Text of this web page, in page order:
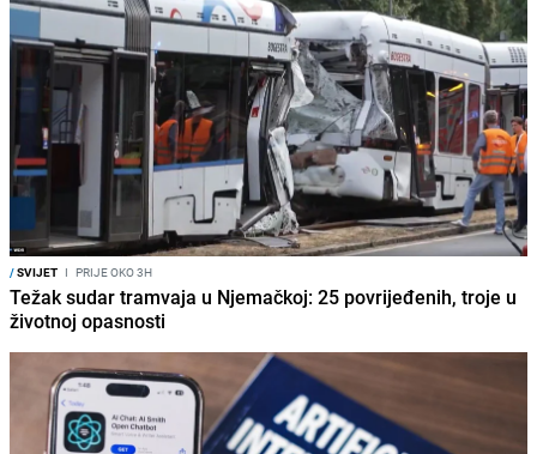
/SVIJET I PRIJE OKO 3H
Težak sudar tramvaja u Njemačkoj: 25 povrijeđenih, troje u
životnoj opasnosti